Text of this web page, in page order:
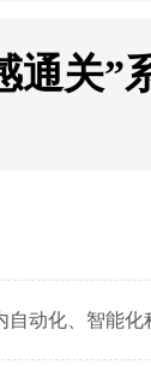
通关”
自动化、智能